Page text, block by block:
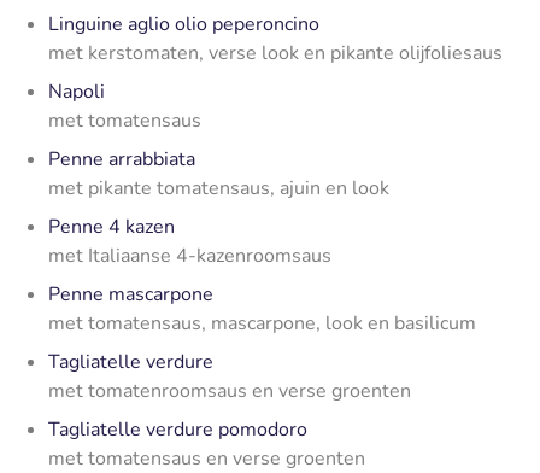
Linguine aglio olio peperoncino
met kerstomaten, verse look en pikante olijfoliesaus
Napoli
met tomatensaus
Penne arrabbiata
met pikante tomatensaus, ajuin en look
Penne 4 kazen
met Italiaanse 4-kazenroomsaus
Penne mascarpone
met tomatensaus, mascarpone, look en basilicum
Tagliatelle verdure
met tomatenroomsaus en verse groenten
Tagliatelle verdure pomodoro
met tomatensaus en verse groenten